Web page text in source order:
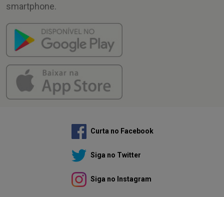
smartphone.
Curta no Facebook
Siga no Twitter
Siga no Instagram